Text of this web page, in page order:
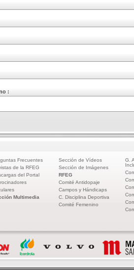
:
Frecuentes
de la RFEG
del Portal
Multimedia
Sección de Vídeos
Sección de Imágenes
RFEG
Comité Antidopaje
Campos y Hándicaps
C. Disciplina Deportiva
Comité Femenino
G.